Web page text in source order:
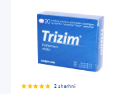
2 sharhni